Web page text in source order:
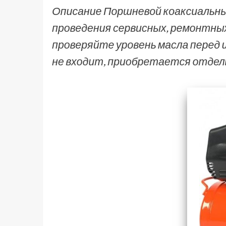
Описание Поршневой
проведения сервисных,
проверяйте уровень масла
не входит, приобретается